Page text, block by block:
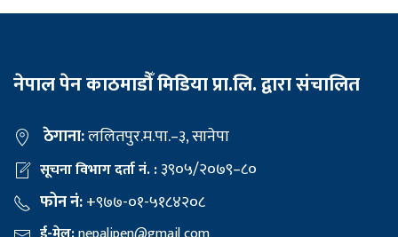
नेपाल पेन काठमाडौँ मिडिया प्रा.लि. द्वारा संचालित
ठेगाना:ललितपुर.म.पा.–३, सानेपा
सूचना विभाग दर्ता नं. :३९०५/२०७९–८०
फोन नं:+९७७-०१-५१८४२०८